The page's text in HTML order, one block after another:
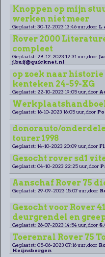
Knoppen op mijn
werken niet meer
Geplaatst: 30-12-2023 13:46 uur, door L
Rover 2000
compleet
Geplaatst: 28-12-2023 12:31 uur, door
j.buij@quicknet.nl
op zoek naar historie
kenteken 24-59-XG
Geplaatst: 22-10-2023 19:05 uur, door
Geplaatst: 16-10-2023 16:05 uur, door
donorauto/
tourer 1998
Geplaatst: 14-10-2023 20:09 uur, door
Gezocht rover sd1
Geplaatst: 04-10-2023 22:25 uur, door
Aanschaf Rover 75
Geplaatst: 29-09-2023 15:07 uur, door
Gezocht voor Rover
deurgrendel en
Geplaatst: 26-07-2023 14:54 uur, door
Toerenral Rover 75
Geplaatst: 05-06-2023 07:16 uur, door
Heijnsbergen